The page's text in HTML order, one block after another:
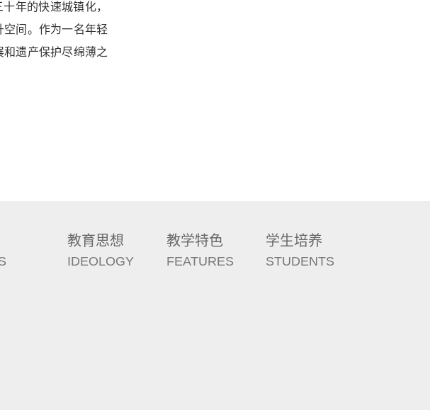
年的快速城镇化，
间。作为一名年轻
遗产保护尽绵薄之
教育思想
IDEOLOGY
教学特色
FEATURES
学生培养
STUDENTS